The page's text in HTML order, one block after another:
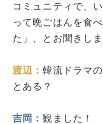
コミュニティで、
って晩ごはんを食
た」、とお聞きしま
渡辺：韓流ドラマ
とある？
吉岡：観ました！